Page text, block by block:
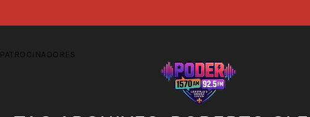
PATROCINADORES